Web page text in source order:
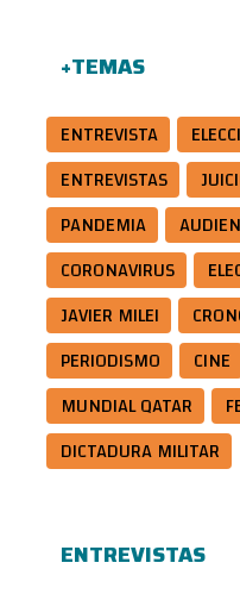
+TEMAS
ENTREVISTA
ENTREVISTAS
PANDEMIA
CORONAVIRUS
JAVIER MILEI
PERIODISMO
CINE
MUNDIAL QATAR
DICTADURA MILITAR
ENTREVISTAS